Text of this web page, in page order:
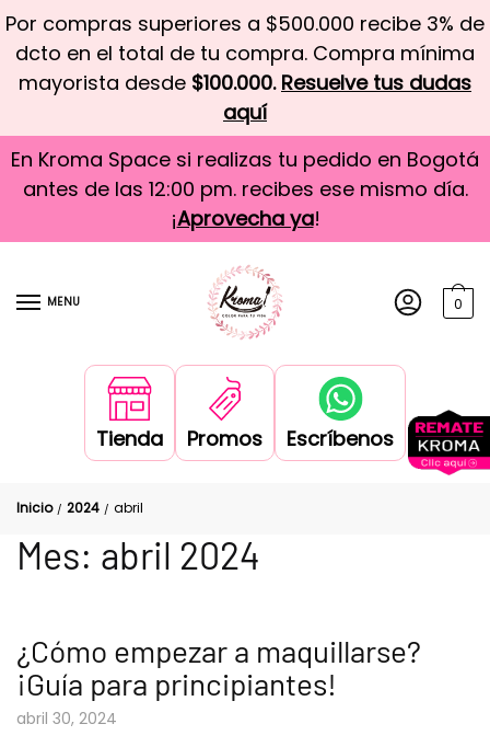
Por compras superiores a $500.000 recibe 3% de
dcto en el total de tu compra. Compra mínima
mayorista desde $100.000. Resuelve tus dudas
aquí
En Kroma Space si realizas tu pedido en Bogotá
antes de las 12:00 pm. recibes ese mismo día.
¡Aprovecha ya!
MENU 0
Tienda Promos Escríbenos
Inicio / 2024 / abril
Mes: abril 2024
¿Cómo empezar a maquillarse?
¡Guía para principiantes!
abril 30, 2024